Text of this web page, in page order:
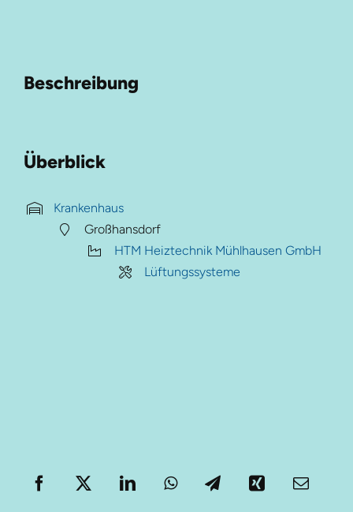
Beschreibung
Überblick
Krankenhaus
Großhansdorf
HTM Heiztechnik Mühlhausen GmbH
Lüftungssysteme